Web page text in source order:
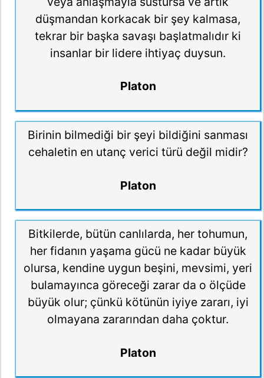
düşmandan korkacak bir şey kalmasa,
tekrar bir başka savaşı başlatmalıdır ki
insanlar bir lidere ihtiyaç duysun.
Platon
Birinin bilmediği bir şeyi bildiğini sanması
cehaletin en utanç verici türü değil midir?
Platon
Bitkilerde, bütün canlılarda, her tohumun,
her fidanın yaşama gücü ne kadar büyük
olursa, kendine uygun beşini, mevsimi, yeri
bulamayınca göreceği zarar da o ölçüde
büyük olur; çünkü kötünün iyiye zararı, iyi
olmayana zararından daha çoktur.
Platon